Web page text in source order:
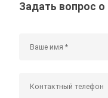
Задать вопрос о